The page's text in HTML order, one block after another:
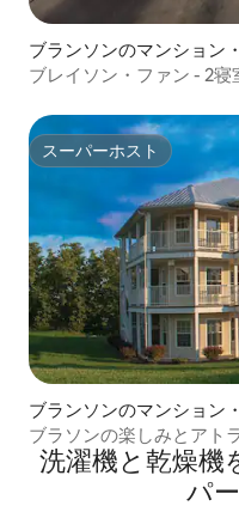
ブランソンのマンション
ブレイソン・ファン - 2
スーパーホスト
スーパーホスト
ブランソンのマンション
ブラソンの楽しみとアト
+プール
洗濯機と乾燥機
パ